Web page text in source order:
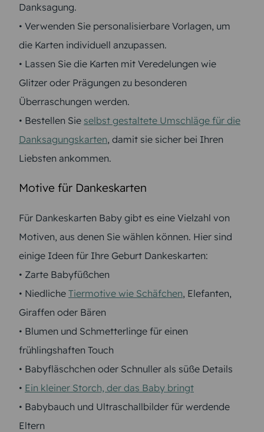
Danksagung.
• Verwenden Sie personalisierbare Vorlagen, um
die Karten individuell anzupassen.
• Lassen Sie die Karten mit Veredelungen wie
Glitzer oder Prägungen zu besonderen
Überraschungen werden.
• Bestellen Sie selbst gestaltete Umschläge für die
Danksagungskarten, damit sie sicher bei Ihren
Liebsten ankommen.
Motive für Dankeskarten
Für Dankeskarten Baby gibt es eine Vielzahl von
Motiven, aus denen Sie wählen können. Hier sind
einige Ideen für Ihre Geburt Dankeskarten:
• Zarte Babyfüßchen
• Niedliche Tiermotive wie Schäfchen, Elefanten,
Giraffen oder Bären
• Blumen und Schmetterlinge für einen
frühlingshaften Touch
• Babyfläschchen oder Schnuller als süße Details
• Ein kleiner Storch, der das Baby bringt
• Babybauch und Ultraschallbilder für werdende
Eltern